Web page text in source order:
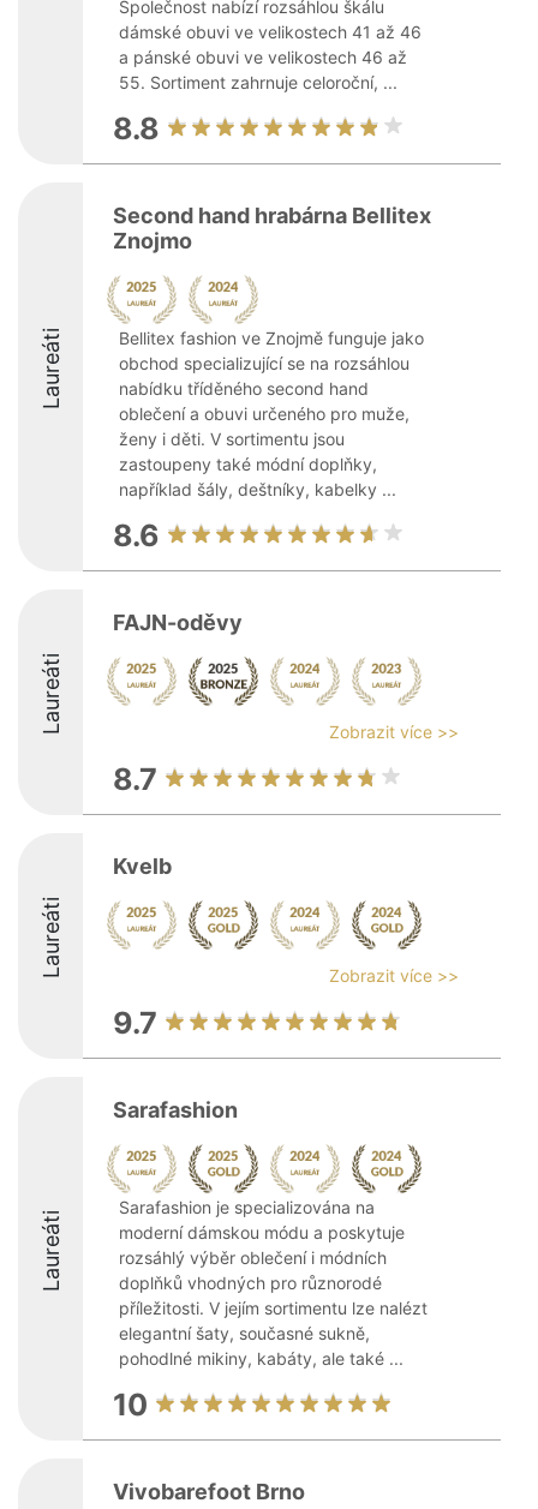
Společnost nabízí rozsáhlou škálu
dámské obuvi ve velikostech 41 až 46
a pánské obuvi ve velikostech 46 až
55. Sortiment zahrnuje celoroční, ...
8.8
Laureáti
Second hand hrabárna Bellitex
Znojmo
Bellitex fashion ve Znojmě funguje jako
obchod specializující se na rozsáhlou
nabídku tříděného second hand
oblečení a obuvi určeného pro muže,
ženy i děti. V sortimentu jsou
zastoupeny také módní doplňky,
například šály, deštníky, kabelky ...
8.6
Laureáti
FAJN-oděvy
Zobrazit více >>
8.7
Laureáti
Kvelb
Zobrazit více >>
9.7
Laureáti
Sarafashion
Sarafashion je specializována na
moderní dámskou módu a poskytuje
rozsáhlý výběr oblečení i módních
doplňků vhodných pro různorodé
příležitosti. V jejím sortimentu lze nalézt
elegantní šaty, současné sukně,
pohodlné mikiny, kabáty, ale také ...
10
Vivobarefoot Brno